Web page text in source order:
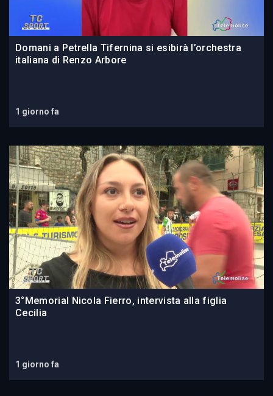
Domani a Petrella Tifernina si esibirà l’orchestra
italiana di Renzo Arbore
1 giorno fa
3°Memorial Nicola Fierro, intervista alla figlia
Cecilia
1 giorno fa